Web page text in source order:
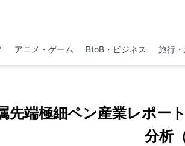
アニメ・ゲーム BtoB・ビジネス 旅行
先端極細ペン産業レポー
分析